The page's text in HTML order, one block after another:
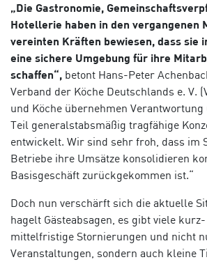
„Die Gastronomie,
Hotellerie haben in den vergangenen
vereinten Kräften bewiesen, dass sie
eine sichere Umgebung für ihre
schaffen“, betont Hans-Peter
Verband der Köche Deutschlands e. V.
und Köche übernehmen Verantwortung
Teil generalstabsmäßig tragfähige
entwickelt. Wir sind sehr froh, dass im
Betriebe ihre Umsätze konsolidieren
Basisgeschäft zurückgekommen ist.“
Doch nun verschärft sich die aktuelle
hagelt Gästeabsagen, es gibt viele
mittelfristige Stornierungen und nicht
Veranstaltungen, sondern auch kleine